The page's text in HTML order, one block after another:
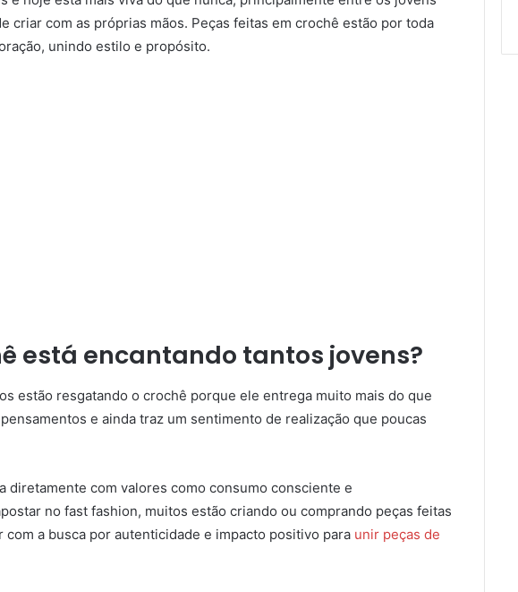
criar com as próprias mãos. Peças feitas em crochê estão por toda
unindo estilo e propósito.
está encantando tantos jovens?
estão resgatando o crochê porque ele entrega muito mais do que
e ainda traz um sentimento de realização que poucas
diretamente com valores como consumo consciente e
no fast fashion, muitos estão criando ou comprando peças feitas
a busca por autenticidade e impacto positivo para unir peças de